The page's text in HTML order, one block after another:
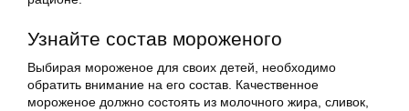
Узнайте состав мороженого
Выбирая мороженое для своих детей, необходимо
обратить внимание на его состав. Качественное
мороженое должно состоять из молочного жира, сливок,